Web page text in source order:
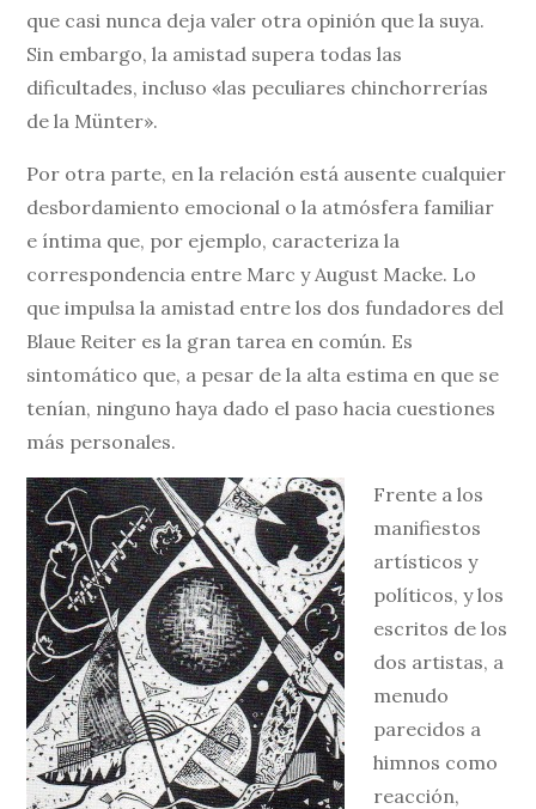
que casi nunca deja valer otra opinión que la suya.
Sin embargo, la amistad supera todas las
dificultades, incluso «las peculiares chinchorrerías
de la Münter».
Por otra parte, en la relación está ausente cualquier
desbordamiento emocional o la atmósfera familiar
e íntima que, por ejemplo, caracteriza la
correspondencia entre Marc y August Macke. Lo
que impulsa la amistad entre los dos fundadores del
Blaue Reiter es la gran tarea en común. Es
sintomático que, a pesar de la alta estima en que se
tenían, ninguno haya dado el paso hacia cuestiones
más personales.
Frente a los
manifiestos
artísticos y
políticos, y los
escritos de los
dos artistas, a
menudo
parecidos a
himnos como
reacción,